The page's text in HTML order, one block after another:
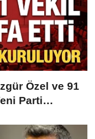
Özel ve 91
Parti